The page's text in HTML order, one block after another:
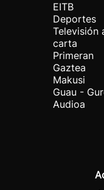
EITB
Deportes
Televisión
carta
Primeran
Gaztea
Makusi
Guau -
Audioa